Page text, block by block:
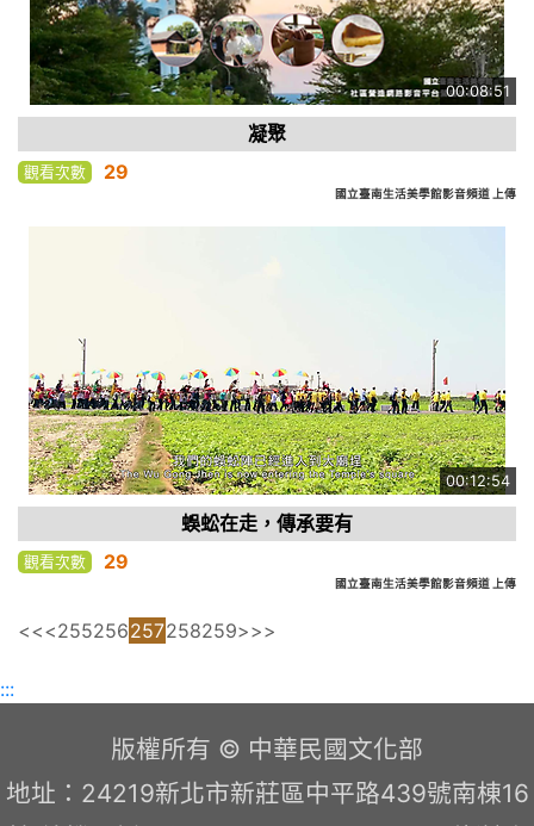
00:08:51
凝聚
觀看次數 29
國立臺南生活美學館影音頻道 上傳
00:12:54
蜈蚣在走，傳承要有
觀看次數 29
國立臺南生活美學館影音頻道 上傳
<<<255256257258259>>>
:::
版權所有 © 中華民國文化部
地址：24219新北市新莊區中平路439號南棟16